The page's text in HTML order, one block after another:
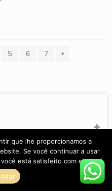
5 6 7
+
que lhe proporcionamos a
Se você continuar a usar
está satisfeito com ele.